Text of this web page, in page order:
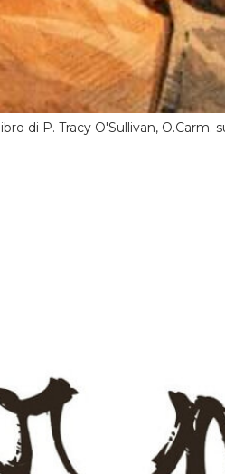
di P. Tracy O'Sullivan, O.Carm.